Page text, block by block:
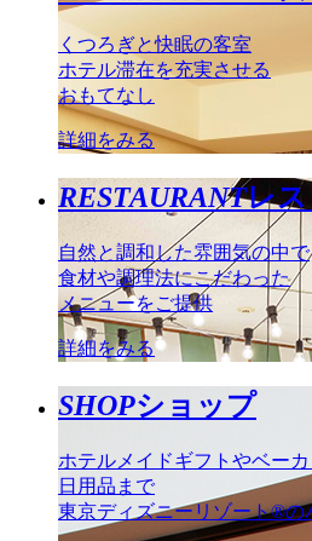
くつろぎと快眠の客室
ホテル滞在を充実させる
おもてなし
詳細をみる
RESTAURANTレ
自然と調和した雰囲気の中で
食材や調理法にこだわった
メニューをご提供
詳細をみる
SHOPショップ
ホテルメイドギフトやベー
日用品まで
東京ディズニーリゾート®の